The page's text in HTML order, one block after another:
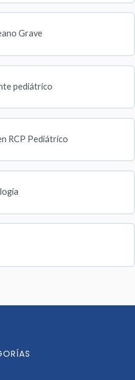
Grave
pediátrico
RCP Pediátrico